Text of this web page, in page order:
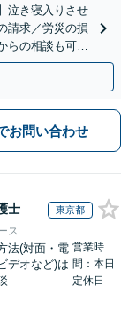
泣き寝入りさせ
請求／労災の損
らの相談も可】
】
お問い合わせ
士 東京都
ス
法(対面・電
デオなど)は
営業時
間：本日
定休日